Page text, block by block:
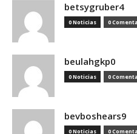
betsygruber4
0 Noticias 0
beulahgkp0
0 Noticias 0
bevboshears9
0 Noticias 0